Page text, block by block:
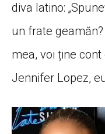
diva latino:
un frate
mea, voi ține
Jennifer Lopez,